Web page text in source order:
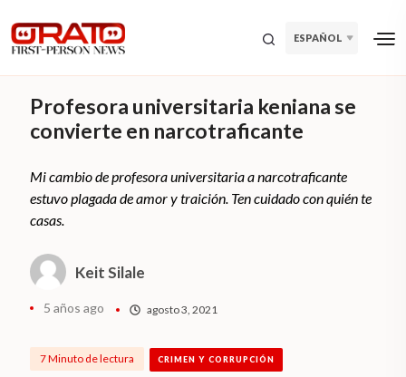
ESPAÑOL
Profesora universitaria keniana se
convierte en narcotraficante
Mi cambio de profesora universitaria a narcotraficante
estuvo plagada de amor y traición. Ten cuidado con quién te
casas.
Keit Silale
5 años ago agosto 3, 2021
7 Minuto de lectura CRIMEN Y CORRUPCIÓN